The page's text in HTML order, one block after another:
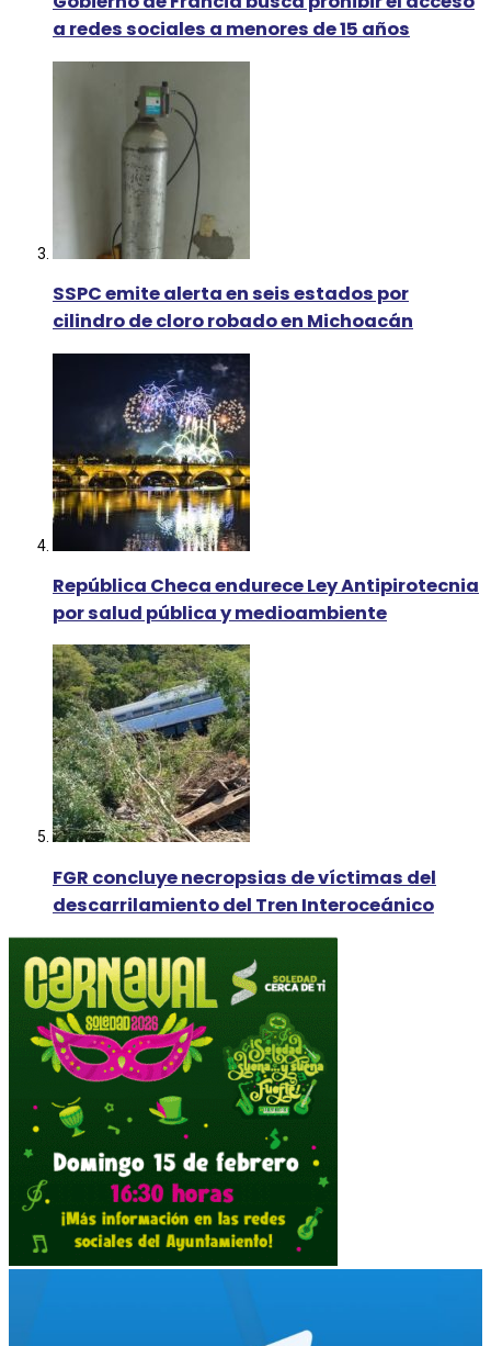
a redes sociales a menores de 15 años
SSPC emite alerta en seis estados por
cilindro de cloro robado en Michoacán
República Checa endurece Ley Antipirotecnia
por salud pública y medioambiente
FGR concluye necropsias de víctimas del
descarrilamiento del Tren Interoceánico